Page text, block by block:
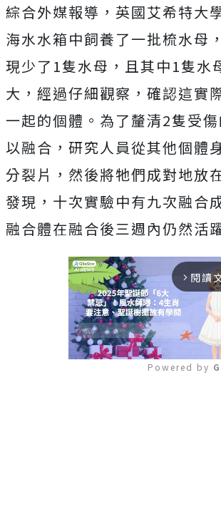
綜合外媒報導，英國艾希特大
海水水箱中飼養了一批梳水母
現少了1隻水母，且其中1隻水
大，經過仔細觀察，確認這實
一起的個體。為了釐清2隻受
以融合，研究人員從其他個體
分裂片，然後將牠們成對地放
發現，十次實驗中有九次融合
融合體在融合後三週內仍然活
arrow_forward_ios 閱讀
Powered by